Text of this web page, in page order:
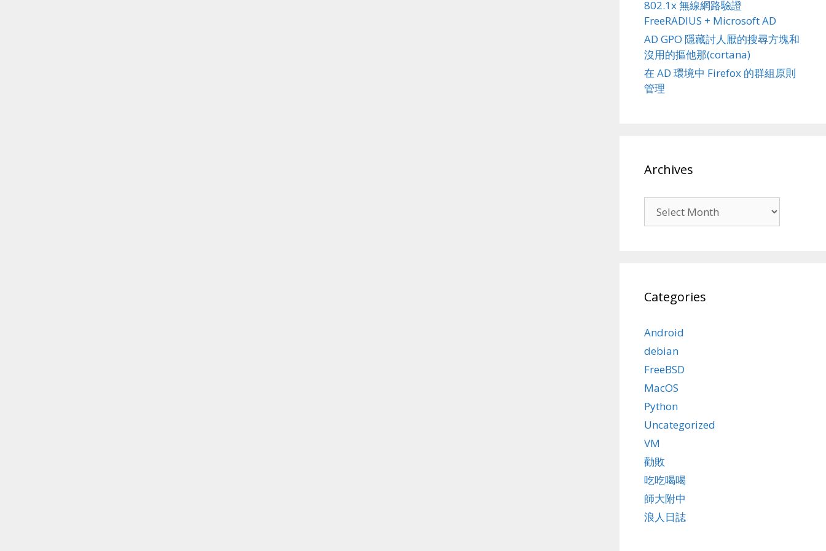
802.1x 無線網路驗證
FreeRADIUS + Microsoft AD
AD GPO 隱藏討人厭的搜尋方塊和
沒用的摳他那(cortana)
在 AD 環境中 Firefox 的群組原則
管理
Archives
Categories
Android
debian
FreeBSD
MacOS
Python
Uncategorized
VM
勸敗
吃吃喝喝
師大附中
浪人日誌